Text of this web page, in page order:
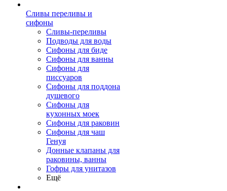
Сливы переливы и
сифоны
Сливы-переливы
Подводы для воды
Сифоны для биде
Сифоны для ванны
Сифоны для
писсуаров
Сифоны для поддона
душевого
Сифоны для
кухонных моек
Сифоны для раковин
Сифоны для чаш
Генуя
Донные клапаны для
раковины, ванны
Гофры для унитазов
Ещё